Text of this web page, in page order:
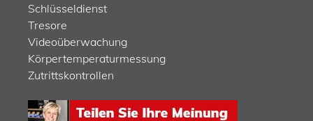
Schlüsseldienst
Tresore
Videoüberwachung
Körpertemperaturmessung
Zutrittskontrollen